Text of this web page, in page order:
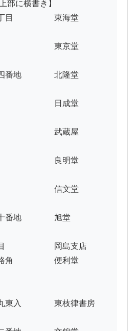
部に横書き】
目　　　　　東海堂
　　　　　　東京堂
番地　　　　北隆堂
　　　　　　日成堂
　　　　　　武蔵屋
　　　　　　良明堂
　　　　　　信文堂
番地　　　　旭堂
　　　　　　岡島支店
角　　　　　便利堂
東入　　　　東枝律書房